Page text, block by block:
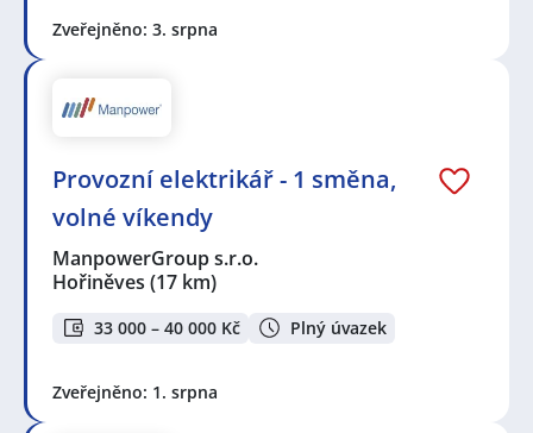
Zveřejněno: 3. srpna
Provozní elektrikář - 1 směna,
volné víkendy
ManpowerGroup s.r.o.
Hořiněves (17 km)
33 000 – 40 000 Kč Plný úvazek
Zveřejněno: 1. srpna